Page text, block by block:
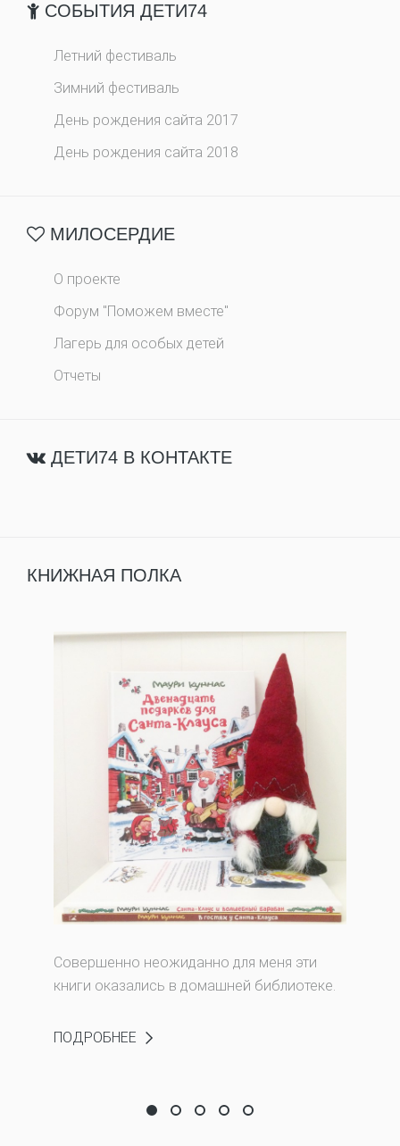
СОБЫТИЯ ДЕТИ74
Летний фестиваль
Зимний фестиваль
День рождения сайта 2017
День рождения сайта 2018
МИЛОСЕРДИЕ
О проекте
Форум "Поможем вместе"
Лагерь для особых детей
Отчеты
ДЕТИ74 В КОНТАКТЕ
КНИЖНАЯ ПОЛКА
Совершенно неожиданно для меня эти
книги оказались в домашней библиотеке.
ПОДРОБНЕЕ
Как поживает Санта-Клаус?
Ты нашла другой вход?
Снеговики? Нет, не слышали!
Кто видел след ведьмы,
Что не так с